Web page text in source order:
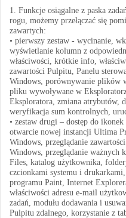
1. Funkcje osiągalne z paska
rogu, możemy przełączać się
zawartych:
• pierwszy zestaw - wycinanie,
wyświetlanie kolumn z
właściwości, krótkie info,
zawartości Pulpitu, Panelu
Windows, porównywanie plików
pliku wywoływane w
Eksploratora, zmiana atrybutów,
weryfikacja sum kontrolnych,
• zestaw drugi – dostęp do
otwarcie nowej instancji Ultima
Windows, przeglądanie
Windows, przeglądanie ważnych
Files, katalog użytkownika,
czcionkami systemu i
programu Paint, Internet
właściwości adresu e-mail
zadań, modułu dodawania i
Pulpitu zdalnego, korzystanie z